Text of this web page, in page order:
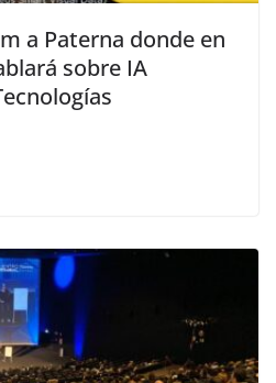
a Paterna donde en
sobre IA